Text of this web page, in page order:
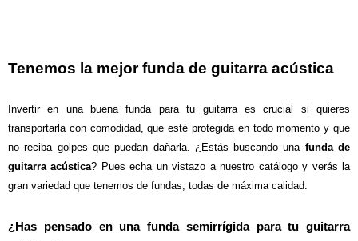
Tenemos la mejor funda de guitarra acústica
Invertir en una buena funda para tu guitarra es crucial si quieres
transportarla con comodidad, que esté protegida en todo momento y que
no reciba golpes que puedan dañarla. ¿Estás buscando una funda de
guitarra acústica? Pues echa un vistazo a nuestro catálogo y verás la
gran variedad que tenemos de fundas, todas de máxima calidad.
¿Has pensado en una funda semirrígida para tu guitarra